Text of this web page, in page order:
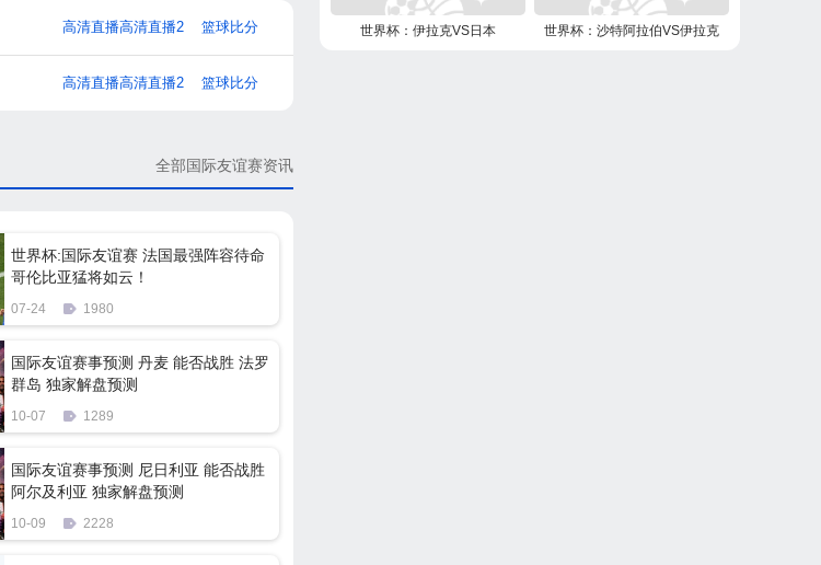
高清直播高清直播2 篮球比分
高清直播高清直播2 篮球比分
全部国际友谊赛资讯
世界杯:国际友谊赛 法国最强阵容待命
哥伦比亚猛将如云！
07-24 1980
国际友谊赛事预测 丹麦 能否战胜 法罗
群岛 独家解盘预测
10-07 1289
国际友谊赛事预测 尼日利亚 能否战胜
阿尔及利亚 独家解盘预测
10-09 2228
世界杯：伊拉克VS日本 世界杯：沙特阿拉伯VS伊拉克